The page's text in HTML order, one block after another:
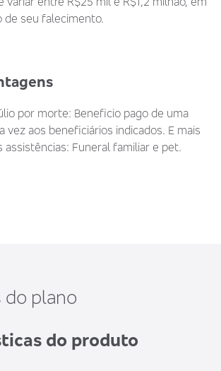
de seu falecimento.
por morte: Beneficio pago de uma
vez aos beneficiários indicados. E mais
assistências: Funeral familiar e pet.
do plano
do produto